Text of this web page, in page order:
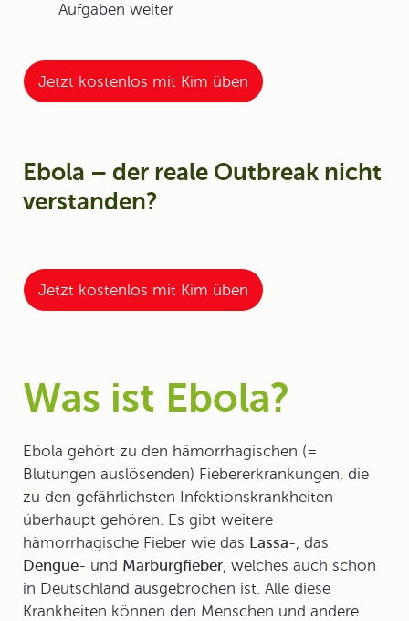
Aufgaben weiter
Jetzt kostenlos mit Kim üben
Ebola – der reale Outbreak nicht
verstanden?
Jetzt kostenlos mit Kim üben
Was ist Ebola?
Ebola gehört zu den hämorrhagischen (=
Blutungen auslösenden) Fiebererkrankungen, die
zu den gefährlichsten Infektionskrankheiten
überhaupt gehören. Es gibt weitere
hämorrhagische Fieber wie das Lassa-, das
Dengue- und Marburgfieber, welches auch schon
in Deutschland ausgebrochen ist. Alle diese
Krankheiten können den Menschen und andere